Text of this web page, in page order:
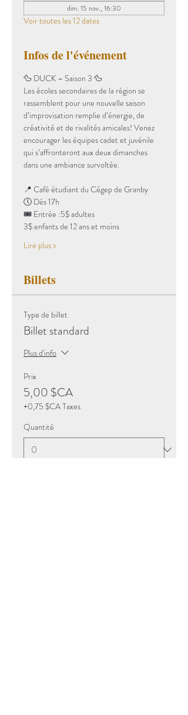
dim. 15 nov., 16:30
Voir toutes les 12 dates
Infos de l'événement
🦆 DUCK – Saison 3 🦆
Les écoles secondaires de la région se
rassemblent pour une nouvelle saison
d’improvisation remplie d’énergie, de
créativité et de rivalités amicales! Venez
encourager les équipes cadet et juvénile
qui s’affronteront aux deux dimanches
dans une ambiance survoltée.
📍 Café étudiant du Cégep de Granby
🕔 Dès 17h
🎟 Entrée :5$ adultes
3$ enfants de 12 ans et moins
Lire plus >
Billets
Type de billet
Billet standard
Plus d'info
Prix
5,00 $CA
+0,75 $CA Taxes
Quantité